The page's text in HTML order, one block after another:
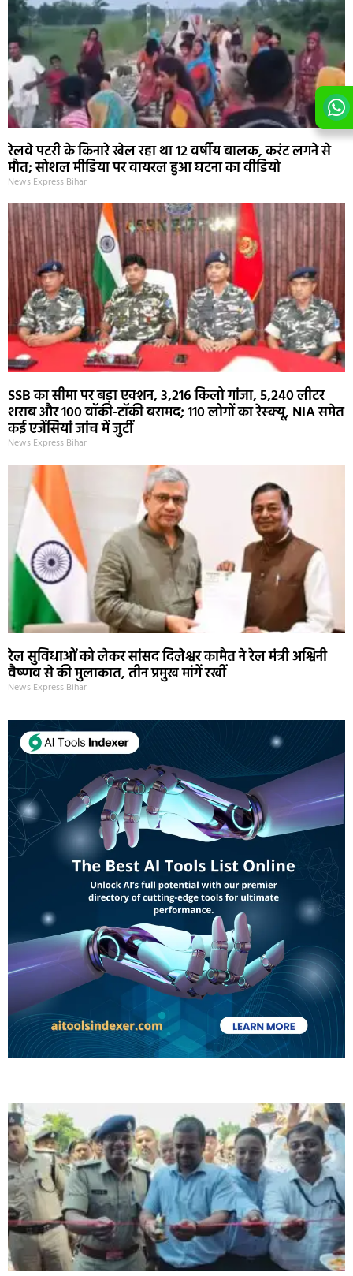
रेलवे पटरी के किनारे खेल रहा था 12 वर्षीय बालक, करंट लगने से
मौत; सोशल मीडिया पर वायरल हुआ घटना का वीडियो
News Express Bihar
SSB का सीमा पर बड़ा एक्शन, 3,216 किलो गांजा, 5,240 लीटर
शराब और 100 वॉकी-टॉकी बरामद; 110 लोगों का रेस्क्यू, NIA समेत
कई एजेंसियां जांच में जुटीं
News Express Bihar
रेल सुविधाओं को लेकर सांसद दिलेश्वर कामैत ने रेल मंत्री अश्विनी
वैष्णव से की मुलाकात, तीन प्रमुख मांगें रखीं
News Express Bihar